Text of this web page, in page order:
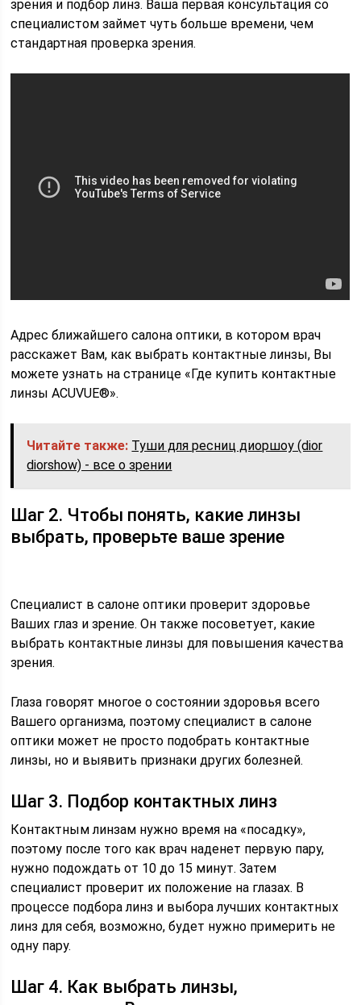
зрения и подбор линз. Ваша первая консультация со
специалистом займет чуть больше времени, чем
стандартная проверка зрения.
Адрес ближайшего салона оптики, в котором врач
расскажет Вам, как выбрать контактные линзы, Вы
можете узнать на странице «Где купить контактные
линзы ACUVUE®».
Читайте также: Туши для ресниц диоршоу (dior
diorshow) - все о зрении
Шаг 2. Чтобы понять, какие линзы
выбрать, проверьте ваше зрение
Специалист в салоне оптики проверит здоровье
Ваших глаз и зрение. Он также посоветует, какие
выбрать контактные линзы для повышения качества
зрения.
Глаза говорят многое о состоянии здоровья всего
Вашего организма, поэтому специалист в салоне
оптики может не просто подобрать контактные
линзы, но и выявить признаки других болезней.
Шаг 3. Подбор контактных линз
Контактным линзам нужно время на «посадку»,
поэтому после того как врач наденет первую пару,
нужно подождать от 10 до 15 минут. Затем
специалист проверит их положение на глазах. В
процессе подбора линз и выбора лучших контактных
линз для себя, возможно, будет нужно примерить не
одну пару.
Шаг 4. Как выбрать линзы,